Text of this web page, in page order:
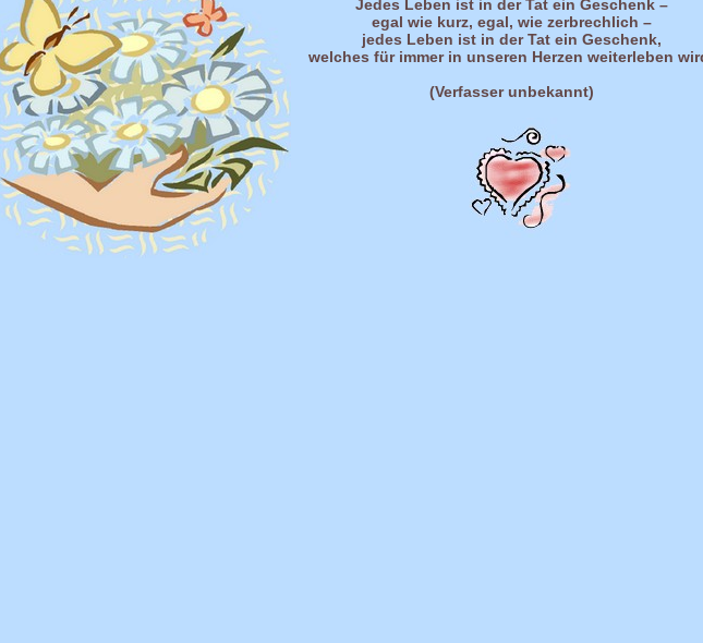
Jedes Leben ist in der Tat ein Geschenk –
egal wie kurz, egal, wie zerbrechlich –
jedes Leben ist in der Tat ein Geschenk,
welches für immer in unseren Herzen weiterleben
(Verfasser unbekannt)